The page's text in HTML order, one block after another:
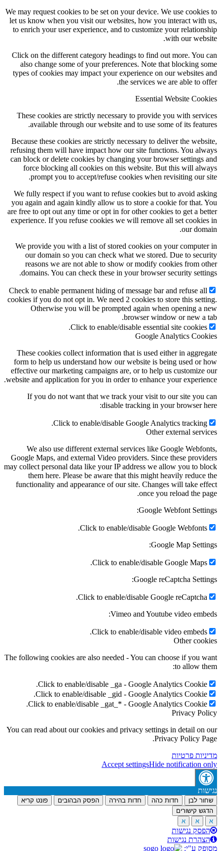
We may request cookies to be set on your device. We use cookies to
let us know when you visit our websites, how you interact with us,
to enrich your user experience, and to customize your relationship
with our website.
Click on the different category headings to find out more. You can
also change some of your preferences. Note that blocking some
types of cookies may impact your experience on our websites and
the services we are able to offer.
Essential Website Cookies
These cookies are strictly necessary to provide you with services
available through our website and to use some of its features.
Because these cookies are strictly necessary to deliver the website,
refusing them will have impact how our site functions. You always
can block or delete cookies by changing your browser settings and
force blocking all cookies on this website. But this will always
prompt you to accept/refuse cookies when revisiting our site.
We fully respect if you want to refuse cookies but to avoid asking
you again and again kindly allow us to store a cookie for that. You
are free to opt out any time or opt in for other cookies to get a better
experience. If you refuse cookies we will remove all set cookies in
our domain.
We provide you with a list of stored cookies on your computer in
our domain so you can check what we stored. Due to security
reasons we are not able to show or modify cookies from other
domains. You can check these in your browser security settings.
Check to enable permanent hiding of message bar and refuse all
cookies if you do not opt in. We need 2 cookies to store this setting.
Otherwise you will be prompted again when opening a new
browser window or new a tab.
Click to enable/disable essential site cookies.
Google Analytics Cookies
These cookies collect information that is used either in aggregate
form to help us understand how our website is being used or how
effective our marketing campaigns are, or to help us customize our
website and application for you in order to enhance your experience.
If you do not want that we track your visit to our site you can
disable tracking in your browser here:
Click to enable/disable Google Analytics tracking.
Other external services
We also use different external services like Google Webfonts,
Google Maps, and external Video providers. Since these providers
may collect personal data like your IP address we allow you to block
them here. Please be aware that this might heavily reduce the
functionality and appearance of our site. Changes will take effect
once you reload the page.
Google Webfont Settings:
Click to enable/disable Google Webfonts.
Google Map Settings:
Click to enable/disable Google Maps.
Google reCaptcha Settings:
Click to enable/disable Google reCaptcha.
Vimeo and Youtube video embeds:
Click to enable/disable video embeds.
Other cookies
The following cookies are also needed - You can choose if you want
to allow them:
Click to enable/disable _ga - Google Analytics Cookie.
Click to enable/disable _gid - Google Analytics Cookie.
Click to enable/disable _gat_* - Google Analytics Cookie.
Privacy Policy
You can read about our cookies and privacy settings in detail on our
Privacy Policy Page.
מדיניות פרטיות
Accept settingsHide notification only
נגישות
שחור לבן חדות כהה חדות בהירה הפסק הבהובים
פונט קריא
הדגש קישורים
א
א א
הפסק נגישות
הצהרת נגישות
מסופק ע"י: